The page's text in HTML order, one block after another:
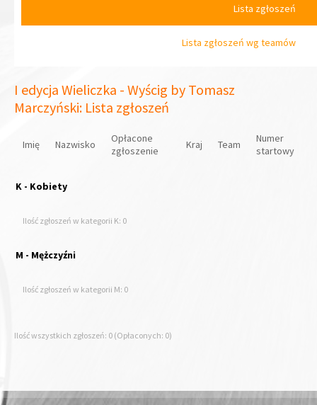
Lista zgłoszeń
Lista zgłoszeń wg teamów
I edycja Wieliczka - Wyścig by Tomasz
Marczyński: Lista zgłoszeń
Imię Nazwisko
Opłacone
zgłoszenie
Kraj Team
Numer
startowy
K - Kobiety
Ilość zgłoszeń w kategorii K: 0
M - Mężczyźni
Ilość zgłoszeń w kategorii M: 0
Ilość wszystkich zgłoszeń: 0 (Opłaconych: 0)